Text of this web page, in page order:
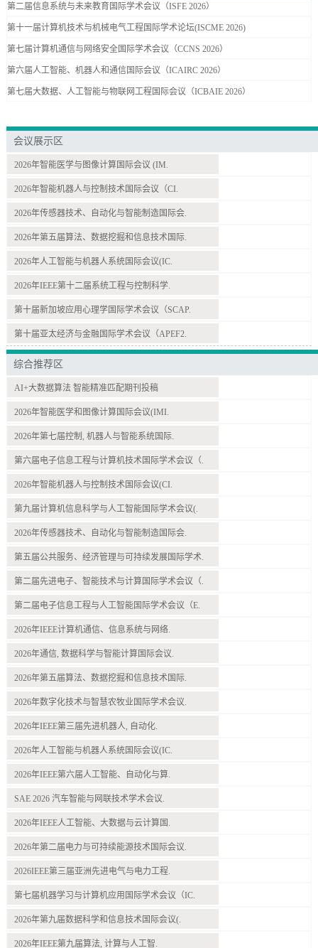
第二届信息系统与未来教育国际学术会议（ISFE 2026）
第十一届计算机技术与机械电气工程国际学术论坛(ISCME 2026)
第七届计算机通信与网络安全国际学术会议（CCNS 2026）
第六届人工智能、机器人和通信国际会议（ICAIRC 2026）
第七届大数据、人工智能与物联网工程国际会议（ICBAIE 2026）
会议展示区
2026年智能医学与图像计算国际会议 (IM.
2026年智能机器人与控制技术国际会议（CI.
2026年传感器技术、自动化与智能制造国际会.
2026年第五届算法、数据挖掘和信息技术国际.
2026年人工智能与机器人系统国际会议(IC.
2026年IEEE第十二届系统工程与控制科学.
第十届新加坡应用心理学国际学术会议（SCAP.
第十届亚太经济与金融国际学术会议（APEF2.
综合推荐区
AI+大数据算法 智能精准匹配期刊投稿
2026年智能医学和图像计算国际会议(IMI.
2026年第七届控制, 机器人与智能系统国际.
第六届电子信息工程与计算机技术国际学术会议（.
2026年智能机器人与控制技术国际会议(CI.
第九届计算机信息科学与人工智能国际学术会议(.
2026年传感器技术、自动化与智能制造国际会.
第五届公共服务、经济管理与可持续发展国际学术.
第二届先进电子、智能技术与计算国际学术会议（.
第二届电子信息工程与人工智能国际学术会议（E.
2026年IEEE计算机通信、信息系统与网络.
2026年通信, 数据科学与智能计算国际会议.
2026年第五届算法、数据挖掘和信息技术国际.
2026年数字化技术与智慧农牧业国际学术会议.
2026年IEEE第三届先进机器人, 自动化.
2026年人工智能与机器人系统国际会议(IC.
2026年IEEE第六届人工智能、自动化与算.
SAE 2026 汽车智能与网联技术学术会议.
2026年IEEE人工智能、大数据与云计算国.
2026年第二届电力与可持续能源技术国际会议.
2026IEEE第三届亚洲先进电气与电力工程.
第七届机器学习与计算机应用国际学术会议（IC.
2026年第九届数据科学和信息技术国际会议(.
2026年IEEE第九届算法, 计算与人工智.